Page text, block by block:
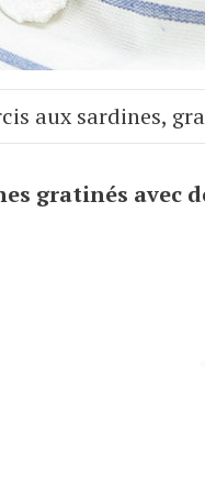
aux sardines,
gratinés avec